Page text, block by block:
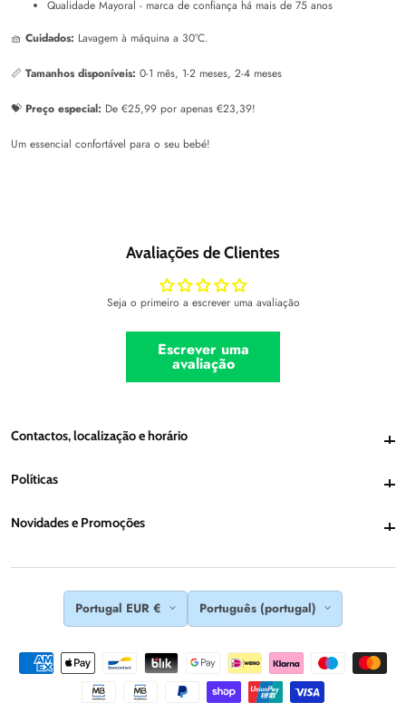
Qualidade Mayoral - marca de confiança há mais de 75 anos
🧺 Cuidados: Lavagem à máquina a 30°C.
📏 Tamanhos disponíveis: 0-1 mês, 1-2 meses, 2-4 meses
💝 Preço especial: De €25,99 por apenas €23,39!
Um essencial confortável para o seu bebé!
Avaliações de Clientes
Seja o primeiro a escrever uma avaliação
Escrever uma
avaliação
Contactos, localização e horárioContactos, localização e horário
Políticas
Novidades e PromoçõesNovidades e Promoções
Portugal EUR € Português (portugal)